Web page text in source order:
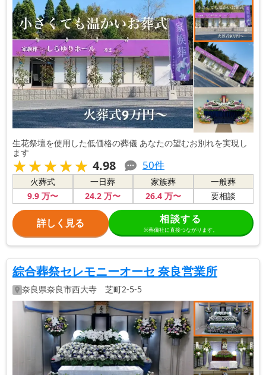
生花祭壇を使用した低価格の葬儀 あなたの望むお別れを実現し
ます
★★★★★
★★★★★ 4.98 50件
火葬式
9.9万〜
一日葬
24.2 万〜
家族葬
26.4万〜
一般葬
要相談
詳しく見る 相談する
※葬儀社に直接つながります。
綜合葬祭セレモニーオーセ 奈良営業所
奈良県奈良市西大寺 芝町2-5-5